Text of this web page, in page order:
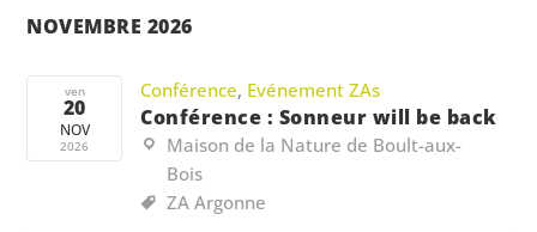
NOVEMBRE 2026
ven
20
NOV
2026
Conférence, Evénement ZAs
Conférence : Sonneur will be back
Maison de la Nature de Boult-aux-
Bois
ZA Argonne